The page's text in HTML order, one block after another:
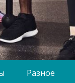
Разное